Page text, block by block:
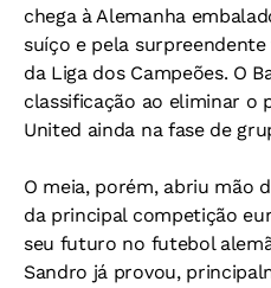
chega à Alemanha
suíço e pela
da Liga dos Campeões. O
classificação ao eliminar o
United ainda na fase de
O meia, porém, abriu mão
da principal competição
seu futuro no futebol
Sandro já provou,